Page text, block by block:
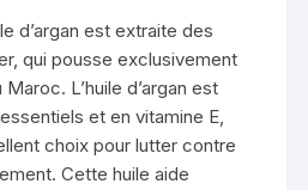
d’argan est extraite des
qui pousse exclusivement
L’huile d’argan est
et en vitamine E,
choix pour lutter contre
Cette huile aide